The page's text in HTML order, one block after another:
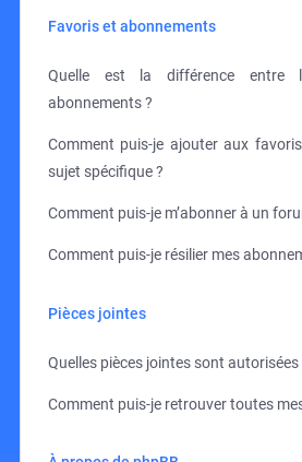
Favoris et abonnements
Quelle est la différence entre
abonnements ?
Comment puis-je ajouter aux
sujet spécifique ?
Comment puis-je m’abonner à un
Comment puis-je résilier mes
Pièces jointes
Quelles pièces jointes sont
Comment puis-je retrouver toutes